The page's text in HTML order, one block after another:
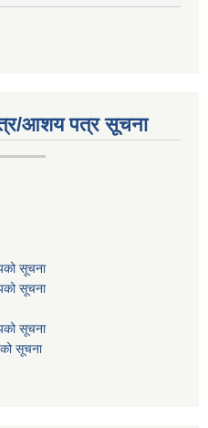
आशय पत्र सूचना
सूचना
सूचना
सूचना
सूचना